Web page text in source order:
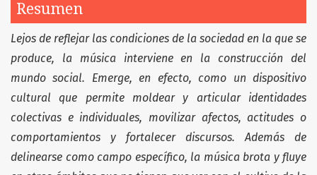
Resumen
Lejos de reflejar las condiciones de la sociedad en la que se
produce, la música interviene en la construcción del
mundo social. Emerge, en efecto, como un dispositivo
cultural que permite moldear y articular identidades
colectivas e individuales, movilizar afectos, actitudes o
comportamientos y fortalecer discursos. Además de
delinearse como campo específico, la música brota y fluye